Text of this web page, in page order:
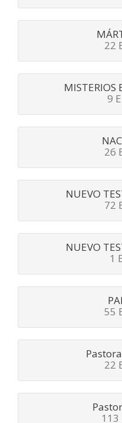
22
MISTERIOS
9
26
NUEVO
72
NUEVO
1
55
22